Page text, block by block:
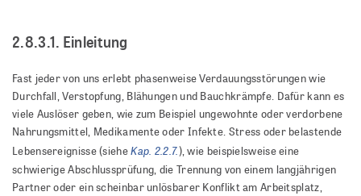
2.8.3.1. Einleitung
Fast jeder von uns erlebt phasenweise Verdauungsstörungen wie
Durchfall, Verstopfung, Blähungen und Bauchkrämpfe. Dafür kann es
viele Auslöser geben, wie zum Beispiel ungewohnte oder verdorbene
Nahrungsmittel, Medikamente oder Infekte. Stress oder belastende
Lebensereignisse (sieheKap. 2.2.7.), wie beispielsweise eine
schwierige Abschlussprüfung, die Trennung von einem langjährigen
Partner oder ein scheinbar unlösbarer Konflikt am Arbeitsplatz,